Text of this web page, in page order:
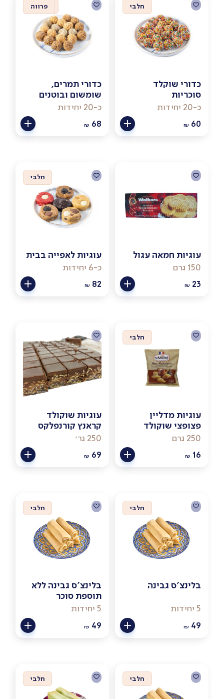
חלבי
כדורי שוקלד
סוכריות
כ-20 יחידות
₪ 60
טבעוני
פרווה
כדורי תמרים,
שומשום ובוטנים
כ-20 יחידות
₪ 68
עוגיות חמאה עגול
150 גרם
₪ 23
חלבי
עוגיות לאפייה בבית
כ-6 יחידות
₪ 82
חלבי
עוגיות מדליין
פצופצי שוקולד
250 גרם
₪ 16
עוגיות שוקולד
קראנץ קורנפלקס
250 גר׳
₪ 69
חלבי
בלינצ'ס גבינה
5 יחידות
₪ 49
חלבי
בלינצ'ס גבינה ללא
תוספת סוכר
5 יחידות
₪ 49
חלבי חלבי